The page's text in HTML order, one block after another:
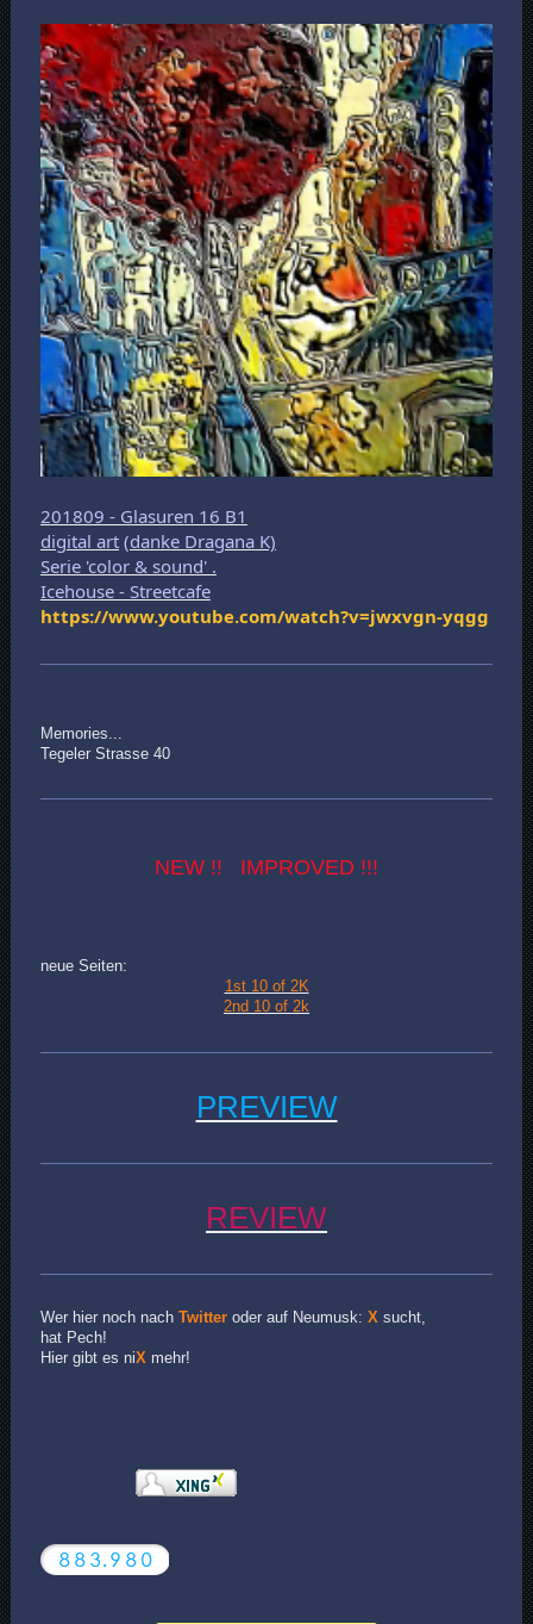
201809 - Glasuren 16 B1
digital art (danke Dragana K)
Serie 'color & sound' .
Icehouse - Streetcafe
https://www.youtube.com/watch?v=jwxvgn-yqgg
Memories...
Tegeler Strasse 40
NEW !! IMPROVED !!!
neue Seiten:
1st 10 of 2K
2nd 10 of 2k
PREVIEW
REVIEW
Wer hier noch nach Twitteroder auf Neumusk: X sucht,
hat Pech!
Hier gibt es niX mehr!